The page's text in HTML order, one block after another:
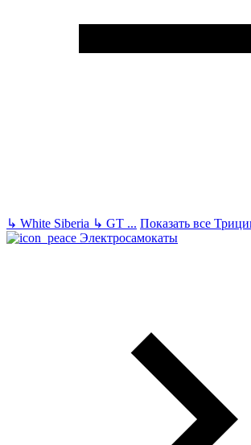
↳ White Siberia ↳ GT ... Показать все
Электросамокаты